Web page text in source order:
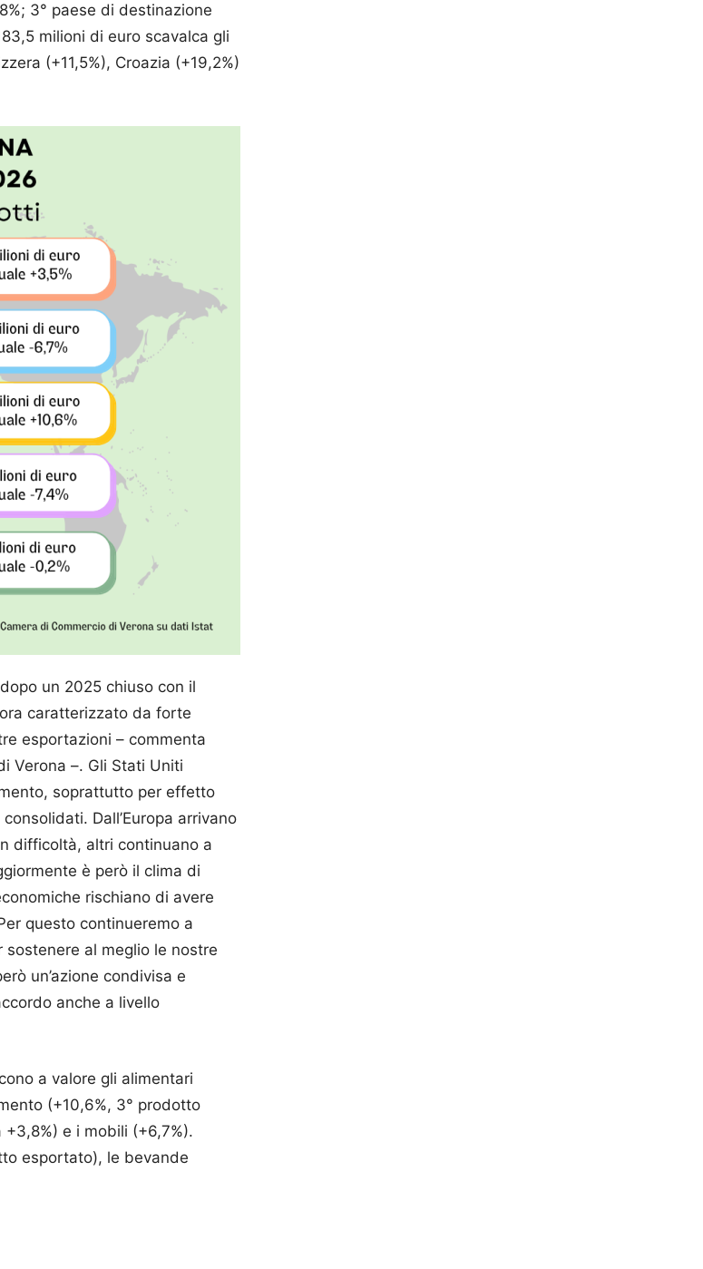
3° paese di destinazione
milioni di euro scavalca gli
(+11,5%), Croazia (+19,2%)
un 2025 chiuso con il
caratterizzato da forte
esportazioni – commenta
Verona –. Gli Stati Uniti
soprattutto per effetto
Dall’Europa arrivano
difficoltà, altri continuano a
è però il clima di
rischiano di avere
questo continueremo a
sostenere al meglio le nostre
un’azione condivisa e
anche a livello
a valore gli alimentari
(+10,6%, 3° prodotto
e i mobili (+6,7%).
esportato), le bevande